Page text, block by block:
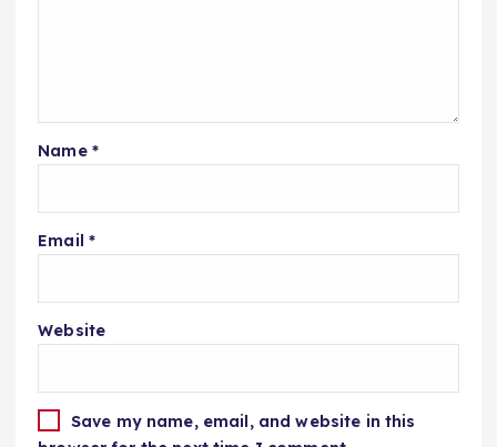
Name *
Email *
Website
Save my name, email, and website in this